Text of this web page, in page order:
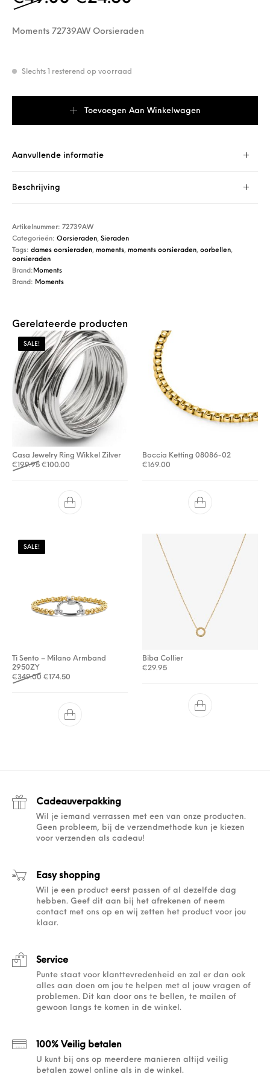
Moments 72739AW Oorsieraden
Slechts 1 resterend op voorraad
Toevoegen Aan Winkelwagen
Aanvullende informatie
Beschrijving
Artikelnummer:72739AW
Categorieën:Oorsieraden,Sieraden
Tags:dames oorsieraden, moments, moments oorsieraden,oorbellen,
oorsieraden
Brand:Moments
Brand: Moments
Gerelateerde producten
SALE!
Casa Jewelry Ring Wikkel Zilver
€199.95 Oorspronkelijke prijs was: €199.95.
€100.00 Huidige prijs is: €100.00.
Boccia Ketting 08086-02
€169.00
SALE!
Ti Sento – Milano Armband
2950ZY
€349.00 Oorspronkelijke prijs was: €349.00.
€174.50
Biba Collier
€29.95
Cadeauverpakking
Wil je iemand verrassen met een van onze producten.
Geen probleem, bij de verzendmethode kun je kiezen
voor verzenden als cadeau!
Easy shopping
Wil je een product eerst passen of al dezelfde dag
hebben. Geef dit aan bij het afrekenen of neem
contact met ons op en wij zetten het product voor jou
klaar.
Service
Punte staat voor klanttevredenheid en zal er dan ook
alles aan doen om jou te helpen met al jouw vragen of
problemen. Dit kan door ons te bellen, te mailen of
gewoon langs te komen in de winkel.
100% Veilig betalen
U kunt bij ons op meerdere manieren altijd veilig
betalen zowel online als in de winkel.